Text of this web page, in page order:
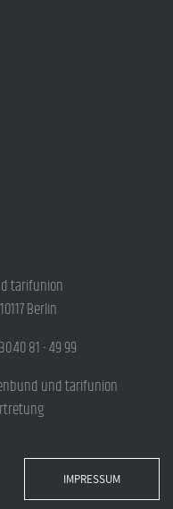
tarifunion
Berlin
81 - 49 99
und tarifunion
IMPRESSUM